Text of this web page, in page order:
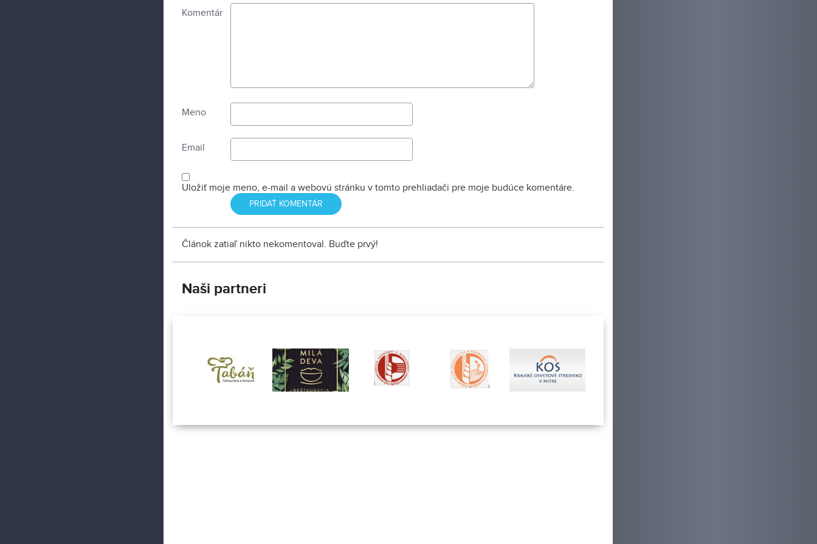
Komentár
Meno
Email
Uložiť moje meno, e-mail a webovú stránku v tomto prehliadači pre moje budúce komentáre.
Článok zatiaľ nikto nekomentoval. Buďte prvý!
Naši partneri